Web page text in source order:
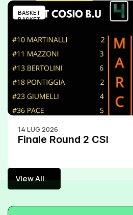
BASKET
BASKET
14 LUG 2026
Finale Round 2 CSI
View All
View All